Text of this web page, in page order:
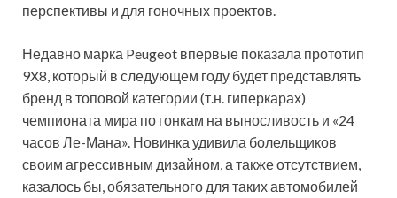
перспективы и для гоночных проектов.
Недавно марка Peugeot впервые показала прототип
9X8, который в следующем году будет представлять
бренд в топовой категории (т.н. гиперкарах)
чемпионата мира по гонкам на выносливость и «24
часов Ле-Мана». Новинка удивила болельщиков
своим агрессивным дизайном, а также отсутствием,
казалось бы, обязательного для таких автомобилей